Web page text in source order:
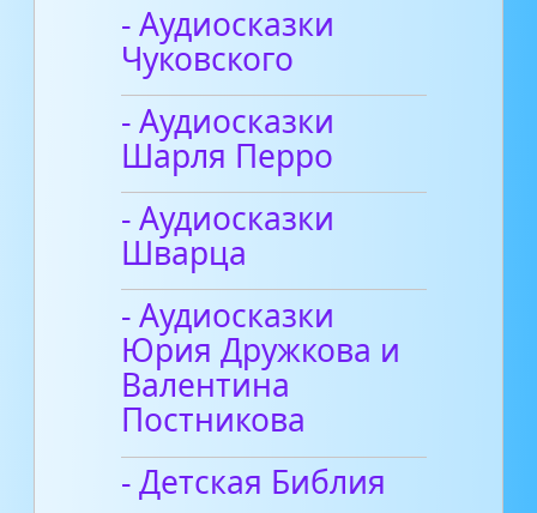
- Аудиосказки
Чуковского
- Аудиосказки
Шарля Перро
- Аудиосказки
Шварца
- Аудиосказки
Юрия Дружкова и
Валентина
Постникова
- Детская Библия